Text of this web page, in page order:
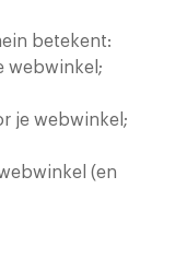
betekent:
webwinkel;
je webwinkel;
(en